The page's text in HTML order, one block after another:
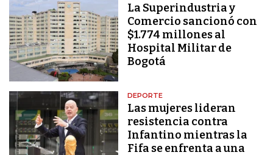
La Superindustria y
Comercio sancionó con
$1.774 millones al
Hospital Militar de
Bogotá
DEPORTE
Las mujeres lideran
resistencia contra
Infantino mientras la
Fifa se enfrenta a una